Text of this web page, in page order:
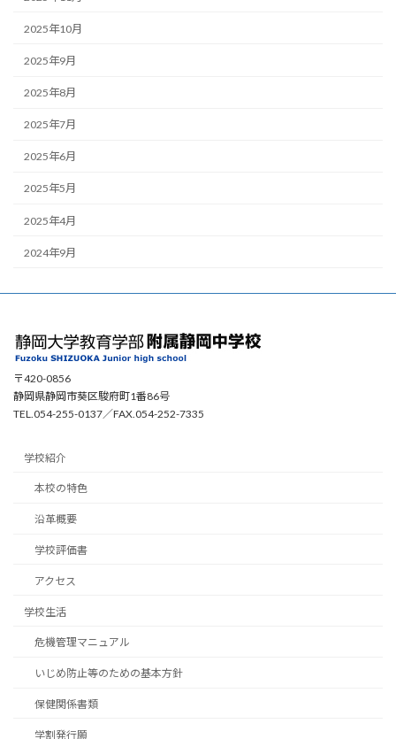
2025年10月
2025年9月
2025年8月
2025年7月
2025年6月
2025年5月
2025年4月
2024年9月
〒420-0856
静岡県静岡市葵区駿府町1番86号
TEL.054-255-0137／FAX.054-252-7335
学校紹介
本校の特色
沿革概要
学校評価書
アクセス
学校生活
危機管理マニュアル
いじめ防止等のための基本方針
保健関係書類
学割発行願